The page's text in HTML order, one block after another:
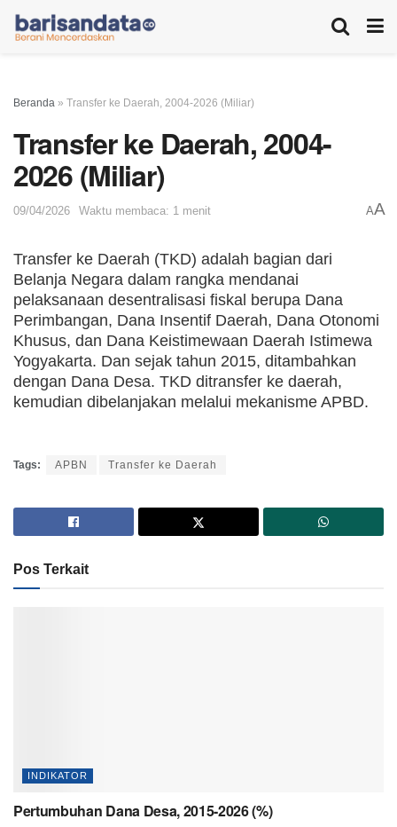
Beranda » Transfer ke Daerah, 2004-2026 (Miliar)
Transfer ke Daerah, 2004-
2026 (Miliar)
09/04/2026 Waktu membaca: 1 menit AA
Transfer ke Daerah (TKD) adalah bagian dari
Belanja Negara dalam rangka mendanai
pelaksanaan desentralisasi fiskal berupa Dana
Perimbangan, Dana Insentif Daerah, Dana Otonomi
Khusus, dan Dana Keistimewaan Daerah Istimewa
Yogyakarta. Dan sejak tahun 2015, ditambahkan
dengan Dana Desa. TKD ditransfer ke daerah,
kemudian dibelanjakan melalui mekanisme APBD.
Tags: APBN Transfer ke Daerah
Pos Terkait
INDIKATOR
Pertumbuhan Dana Desa, 2015-2026 (%)